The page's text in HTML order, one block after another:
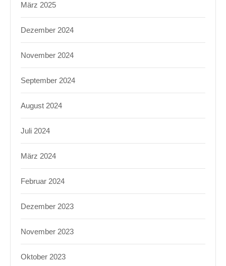
März 2025
Dezember 2024
November 2024
September 2024
August 2024
Juli 2024
März 2024
Februar 2024
Dezember 2023
November 2023
Oktober 2023